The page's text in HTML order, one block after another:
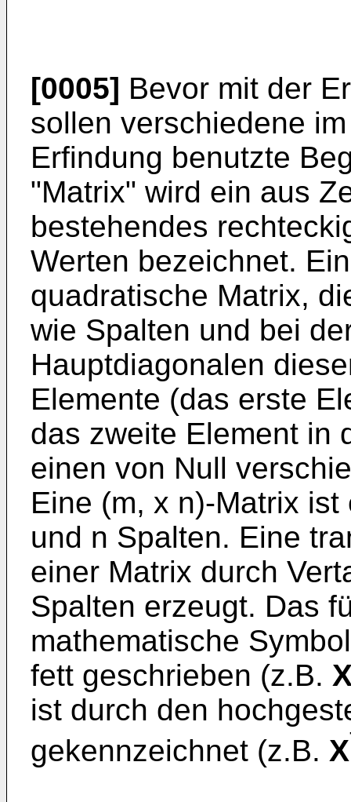
[0005] Bevor mit der
sollen verschiedene
Erfindung benutzte
"Matrix" wird ein aus
bestehendes
Werten bezeichnet.
quadratische Matrix,
wie Spalten und bei
Hauptdiagonalen
Elemente (das erste
das zweite Element in
einen von Null
Eine (m, x n)-Matrix
und n Spalten. Eine
einer Matrix durch
Spalten erzeugt. Das
mathematische
fett geschrieben (z.B.
ist durch den
gekennzeichnet (z.B. X